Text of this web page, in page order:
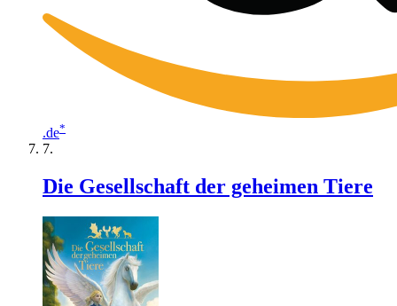
.de*
Die Gesellschaft der geheimen Tiere